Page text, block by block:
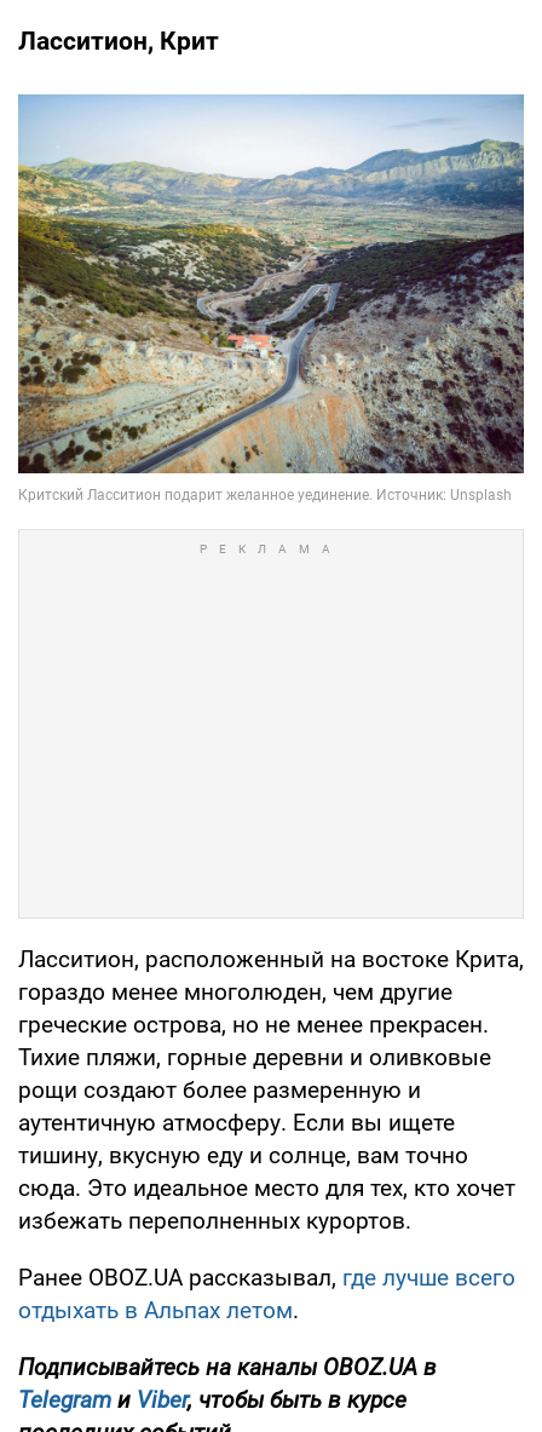
Ласситион, Крит
Ласситион, расположенный на востоке Крита,
гораздо менее многолюден, чем другие
греческие острова, но не менее прекрасен.
Тихие пляжи, горные деревни и оливковые
рощи создают более размеренную и
аутентичную атмосферу. Если вы ищете
тишину, вкусную еду и солнце, вам точно
сюда. Это идеальное место для тех, кто хочет
избежать переполненных курортов.
Ранее OBOZ.UA рассказывал, где лучше всего
отдыхать в Альпах летом.
Подписывайтесь на каналы OBOZ.UA в
Telegram и Viber, чтобы быть в курсе